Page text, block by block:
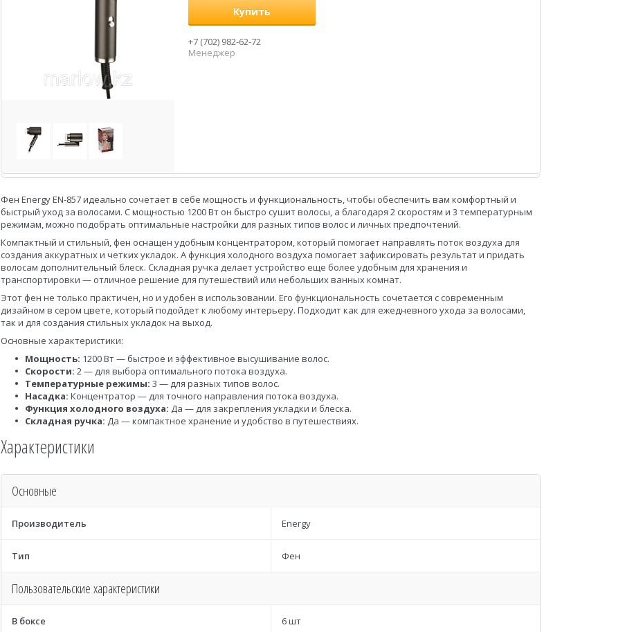
Купить
+7 (702) 982-62-72
Менеджер
Фен Energy EN-857 идеально сочетает в себе мощность и функциональность, чтобы обеспечить вам комфортный и
быстрый уход за волосами. С мощностью 1200 Вт он быстро сушит волосы, а благодаря 2 скоростям и 3 температурным
режимам, можно подобрать оптимальные настройки для разных типов волос и личных предпочтений.
Компактный и стильный, фен оснащен удобным концентратором, который помогает направлять поток воздуха для
создания аккуратных и четких укладок. А функция холодного воздуха помогает зафиксировать результат и придать
волосам дополнительный блеск. Складная ручка делает устройство еще более удобным для хранения и
транспортировки — отличное решение для путешествий или небольших ванных комнат.
Этот фен не только практичен, но и удобен в использовании. Его функциональность сочетается с современным
дизайном в сером цвете, который подойдет к любому интерьеру. Подходит как для ежедневного ухода за волосами,
так и для создания стильных укладок на выход.
Основные характеристики:
Мощность: 1200 Вт — быстрое и эффективное высушивание волос.
Скорости: 2 — для выбора оптимального потока воздуха.
Температурные режимы: 3 — для разных типов волос.
Насадка: Концентратор — для точного направления потока воздуха.
Функция холодного воздуха: Да — для закрепления укладки и блеска.
Складная ручка: Да — компактное хранение и удобство в путешествиях.
Характеристики
Основные
Производитель Energy
Тип Фен
Пользовательские характеристики
В боксе 6 шт